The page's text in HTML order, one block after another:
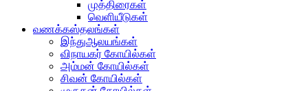
முத்திரைகள்
வெளியீடுகள்
வணக்கஸ்தலங்கள்
இந்துஆலயங்கள்
விநாயகர் கோயில்கள்
அம்மன் கோயில்கள்
சிவன் கோயில்கள்